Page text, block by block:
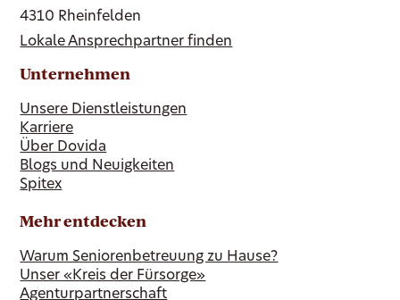
4310 Rheinfelden
Lokale Ansprechpartner finden
Unternehmen
Unsere Dienstleistungen
Karriere
Über Dovida
Blogs und Neuigkeiten
Spitex
Mehr entdecken
Warum Seniorenbetreuung zu Hause?
Unser «Kreis der Fürsorge»
Agenturpartnerschaft